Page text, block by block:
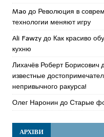
Mao до Революция в
технологии меняют игру
Ali Fawzyдо Как красиво
кухню
Лихачёв Роберт Борисович
известные
непривычного ракурса!
Олег Наронин доСтарые
АРХІВИ